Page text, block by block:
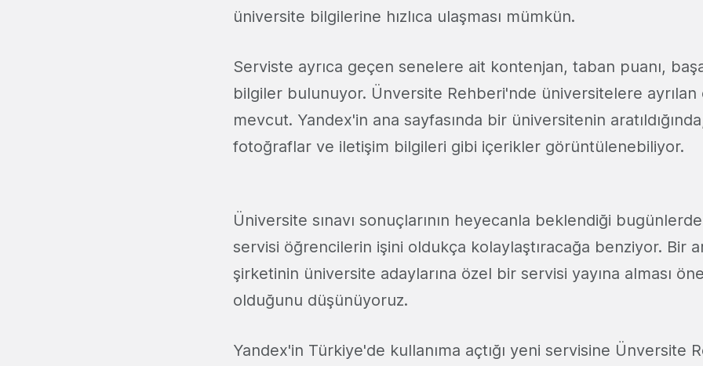
üniversite bilgilerine hızlıca ulaşması mümkün.
Serviste ayrıca geçen senelere ait kontenjan, taban puanı,
bilgiler bulunuyor. Ünversite Rehberi'nde üniversitelere ayrılan
mevcut. Yandex'in ana sayfasında bir üniversitenin
fotoğraflar ve iletişim bilgileri gibi içerikler görüntülenebiliyor.
Üniversite sınavı sonuçlarının heyecanla beklendiği
servisi öğrencilerin işini oldukça kolaylaştıracağa benziyor. Bir
şirketinin üniversite adaylarına özel bir servisi yayına alması
olduğunu düşünüyoruz.
Yandex'in Türkiye'de kullanıma açtığı yeni servisine Ünversite